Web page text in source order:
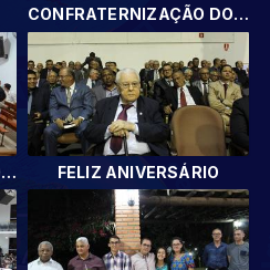
CONFRATERNIZAÇÃO DOS DEPARTAMENTOS
CONFRATERNIZAÇÃO DOS DEPARTAMENTOS FELIZ ANIVERSÁRIO